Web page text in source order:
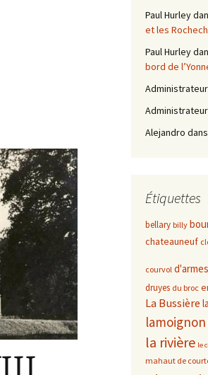
Paul Hurley
et les
Paul Hurley
bord de
Administrateur
Administrateur
Alejandro dans
Étiquettes
bellary billy
chateauneuf
courvol d'armes
druyes du broc
La Bussière
lamoignon
la rivière le
mahaut de